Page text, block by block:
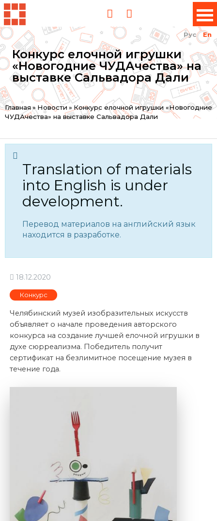
Рус En
Конкурс елочной игрушки
«Новогодние ЧУДАчества» на
выставке Сальвадора Дали
You
are
here
Главная» Новости » Конкурс елочной игрушки «Новогодние
ЧУДАчества» на выставке Сальвадора Дали
Translation of materials
into English is under
development.
Перевод материалов на английский язык
находится в разработке.
18.12.2020
Конкурс
Челябинский музей изобразительных искусств
объявляет о начале проведения авторского
конкурса на создание лучшей елочной игрушки в
духе сюрреализма. Победитель получит
сертификат на безлимитное посещение музея в
течение года.